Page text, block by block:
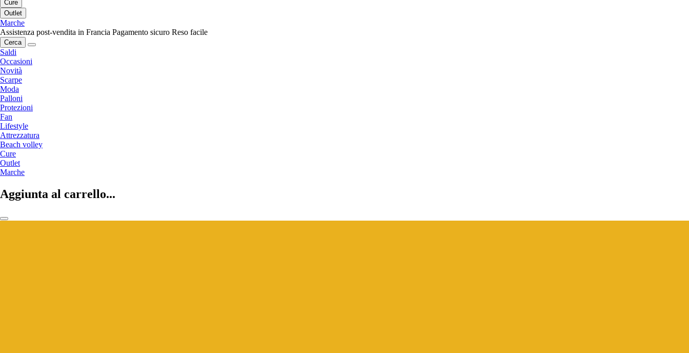
Cure
Outlet
Marche
Assistenza post-vendita in Francia Pagamento sicuro Reso facile
Cerca
Saldi
Occasioni
Novità
Scarpe
Moda
Palloni
Protezioni
Fan
Lifestyle
Attrezzatura
Beach volley
Cure
Outlet
Marche
Aggiunta al carrello...